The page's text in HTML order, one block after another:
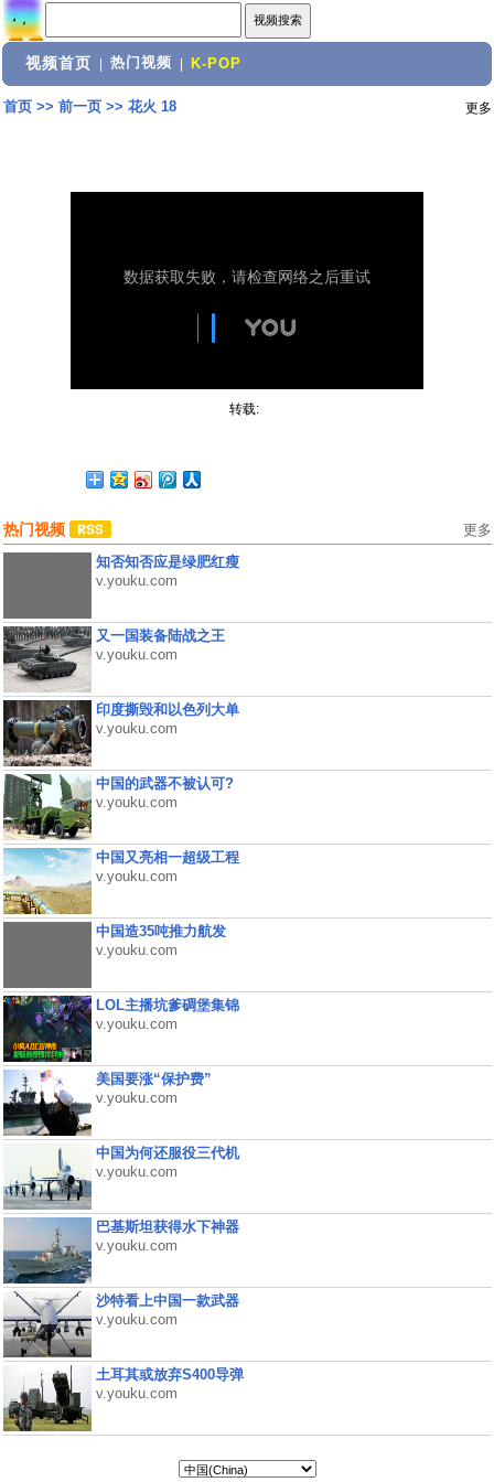
视频首页 热门视频 K-POP
首页>> 前一页>> 花火 18 更多
转载:
热门视频 更多
知否知否应是绿肥红瘦
v.youku.com
又一国装备陆战之王
v.youku.com
印度撕毁和以色列大单
v.youku.com
中国的武器不被认可?
v.youku.com
中国又亮相一超级工程
v.youku.com
中国造35吨推力航发
v.youku.com
LOL主播坑爹碉堡集锦
v.youku.com
美国要涨“保护费”
v.youku.com
中国为何还服役三代机
v.youku.com
巴基斯坦获得水下神器
v.youku.com
沙特看上中国一款武器
v.youku.com
土耳其或放弃S400导弹
v.youku.com